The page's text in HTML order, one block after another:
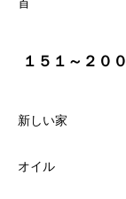
１５１～２００
新しい家
オイル